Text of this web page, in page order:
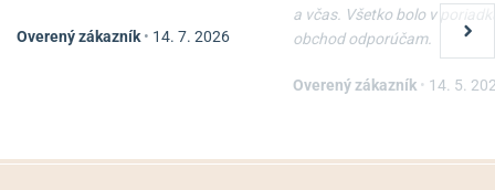
Nôž Victorinox Waiter
19,80 €
Nôž Victorinox Spartan
29,70 €
Overený zákazník • 14. 7. 2026
a včas. Všetko bolo v
obchod odporúčam.
Overený zákazník • 14. 5.